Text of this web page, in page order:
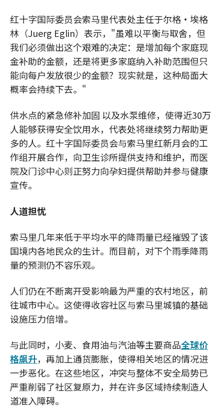
红十字国际委员会索马里代表处主任于尔格·埃格
林（Juerg Eglin）表示，"虽难以平衡与取舍，但
我们必须做出这个艰难的决定：是增加每个家庭现
金补助的金额，还是将更多家庭纳入补助范围但只
能向每户发放很少的金额？现实就是，这种局面大
概率会持续下去。"
供水点的紧急修补加固 以及水泵维修，使得近30万
人能够获得安全饮用水，代表处将继续努力帮助更
多的人。红十字国际委员会与索马里红新月会的工
作组开展合作，向卫生诊所提供支持和维护，而医
院及门诊中心则正努力向孕妇提供帮助并参与健康
宣传。
人道担忧
索马里几年来低于平均水平的降雨量已经摧毁了该
国境内各地民众的生计。而目前，对下个雨季降雨
量的预测仍不容乐观。
人们仍在不断离开受影响最为严重的农村地区，前
往城市中心。这使得收容社区与索马里城镇的基础
设施压力倍增。
与此同时，小麦、食用油与汽油等主要商品全球价
格飙升，再加上通货膨胀，使得相关地区的情况进
一步恶化。在这些地区，冲突与整体不安全局势已
严重削弱了社区复原力，并在许多区域持续制造人
道准入障碍。